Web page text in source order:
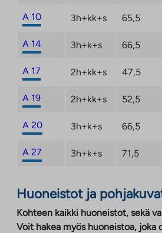
A 10 3h+kk+s 65,5
A 14 3h+k+s 66,5
A 17 2h+kk+s 47,5
A 19 2h+kk+s 52,5
A 20 3h+k+s 66,5
A 27 3h+k+s 71,5
Huoneistot ja
Kohteen kaikki huoneistot, sekä
Voit hakea myös huoneistoa, joka